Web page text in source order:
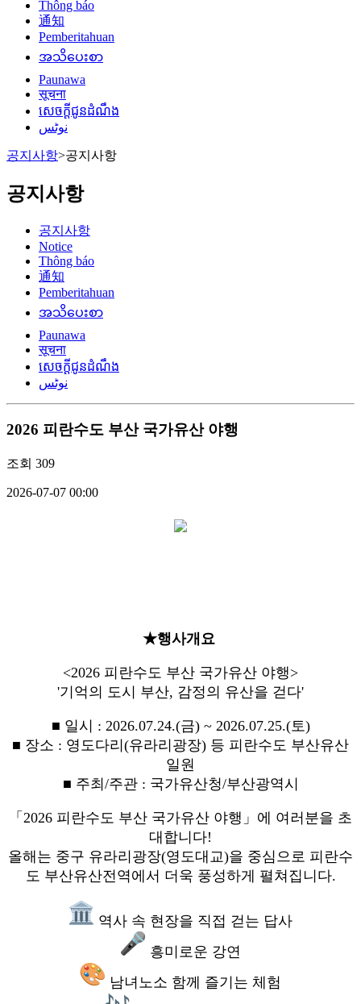
Thông báo
通知
Pemberitahuan
အသိပေးစာ
Paunawa
सूचना
សេចក្តីជូនដំណឹង
نوٹس
공지사항>공지사항
공지사항
공지사항
Notice
Thông báo
通知
Pemberitahuan
အသိပေးစာ
Paunawa
सूचना
សេចក្តីជូនដំណឹង
نوٹس
2026 피란수도 부산 국가유산 야행
조회 309
2026-07-07 00:00
★행사개요
<2026 피란수도 부산 국가유산 야행>
'기억의 도시 부산, 감정의 유산을 걷다'
■ 일시 : 2026.07.24.(금) ~ 2026.07.25.(토)
■ 장소 : 영도다리(유라리광장) 등 피란수도 부산유산
일원
■ 주최/주관 : 국가유산청/부산광역시
「2026 피란수도 부산 국가유산 야행」에 여러분을 초
대합니다!
올해는 중구 유라리광장(영도대교)을 중심으로 피란수
도 부산유산전역에서 더욱 풍성하게 펼쳐집니다.
역사 속 현장을 직접 걷는 답사
흥미로운 강연
남녀노소 함께 즐기는 체험